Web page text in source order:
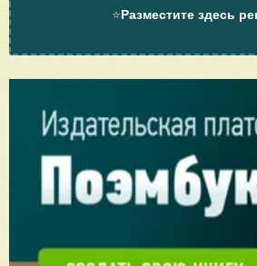
⭐Разместите здесь